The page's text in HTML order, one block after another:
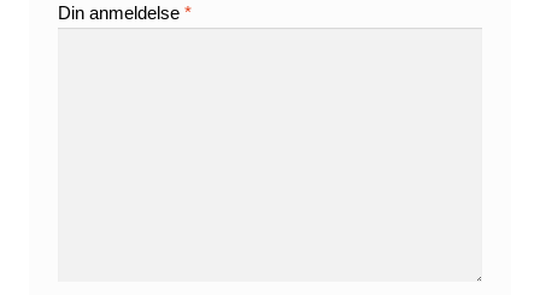
Din anmeldelse*